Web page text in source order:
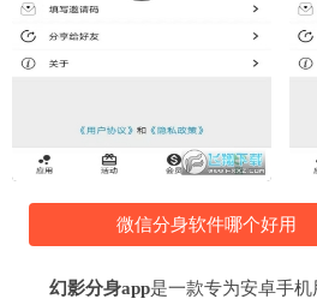
微信分身软件哪个好用
幻影分身app是一款专为安卓手